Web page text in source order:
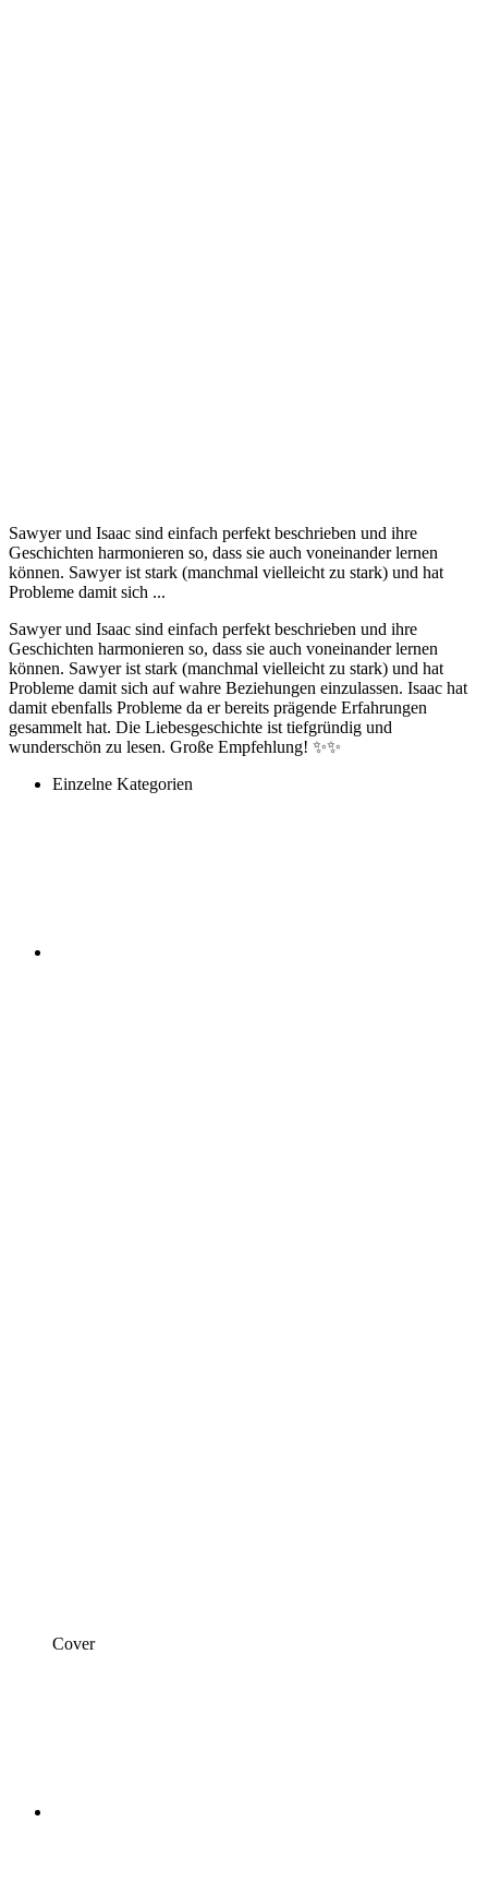
Sawyer und Isaac sind einfach perfekt beschrieben und ihre
Geschichten harmonieren so, dass sie auch voneinander lernen
können. Sawyer ist stark (manchmal vielleicht zu stark) und hat
Probleme damit sich ...
Sawyer und Isaac sind einfach perfekt beschrieben und ihre
Geschichten harmonieren so, dass sie auch voneinander lernen
können. Sawyer ist stark (manchmal vielleicht zu stark) und hat
Probleme damit sich auf wahre Beziehungen einzulassen. Isaac hat
damit ebenfalls Probleme da er bereits prägende Erfahrungen
gesammelt hat. Die Liebesgeschichte ist tiefgründig und
wunderschön zu lesen. Große Empfehlung! ✨✨
Einzelne Kategorien
Cover